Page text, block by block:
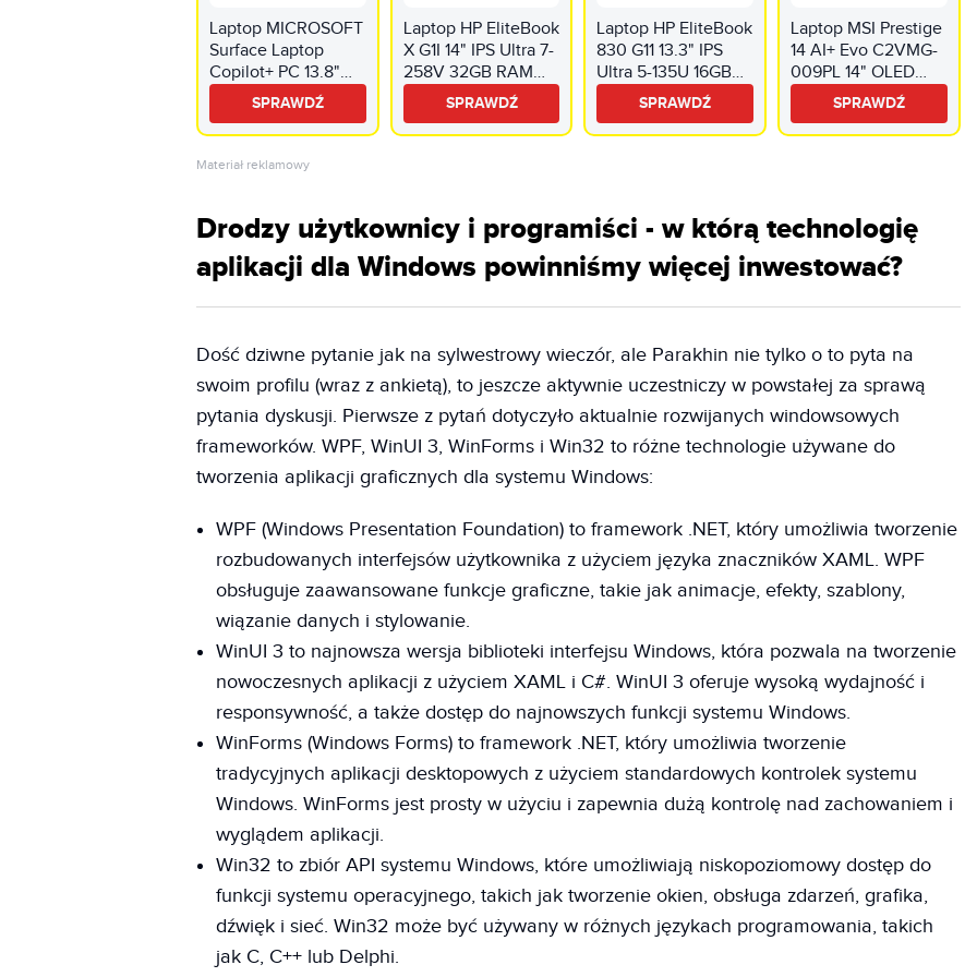
Laptop MICROSOFT
Surface Laptop
Copilot+ PC 13.8"
Snapdragon X Elite
16GB RAM 512GB
SSD Windows 11
Home, Funkcje AI
SPRAWDŹ
Laptop HP EliteBook
X G1I 14" IPS Ultra 7-
258V 32GB RAM
1TB SSD Windows 11
Professional,
Funkcje AI
SPRAWDŹ
Laptop HP EliteBook
830 G11 13.3" IPS
Ultra 5-135U 16GB
RAM 512GB SSD
Windows 11
Professional,
SPRAWDŹ
Laptop MSI Prestige
14 AI+ Evo C2VMG-
009PL 14" OLED
Ultra 7-258V 32GB
RAM 1TB SSD
Windows 11 Home +
SPRAWDŹ
Materiał reklamowy
Drodzy użytkownicy i programiści - w którą technologię
aplikacji dla Windows powinniśmy więcej inwestować?
Dość dziwne pytanie jak na sylwestrowy wieczór, ale Parakhin nie tylko o to pyta na
swoim profilu (wraz z ankietą), to jeszcze aktywnie uczestniczy w powstałej za sprawą
pytania dyskusji. Pierwsze z pytań dotyczyło aktualnie rozwijanych windowsowych
frameworków. WPF, WinUI 3, WinForms i Win32 to różne technologie używane do
tworzenia aplikacji graficznych dla systemu Windows:
WPF (Windows Presentation Foundation) to framework .NET, który umożliwia tworzenie
rozbudowanych interfejsów użytkownika z użyciem języka znaczników XAML. WPF
obsługuje zaawansowane funkcje graficzne, takie jak animacje, efekty, szablony,
wiązanie danych i stylowanie.
WinUI 3 to najnowsza wersja biblioteki interfejsu Windows, która pozwala na tworzenie
nowoczesnych aplikacji z użyciem XAML i C#. WinUI 3 oferuje wysoką wydajność i
responsywność, a także dostęp do najnowszych funkcji systemu Windows.
WinForms (Windows Forms) to framework .NET, który umożliwia tworzenie
tradycyjnych aplikacji desktopowych z użyciem standardowych kontrolek systemu
Windows. WinForms jest prosty w użyciu i zapewnia dużą kontrolę nad zachowaniem i
wyglądem aplikacji.
Win32 to zbiór API systemu Windows, które umożliwiają niskopoziomowy dostęp do
funkcji systemu operacyjnego, takich jak tworzenie okien, obsługa zdarzeń, grafika,
dźwięk i sieć. Win32 może być używany w różnych językach programowania, takich
jak C, C++ lub Delphi.